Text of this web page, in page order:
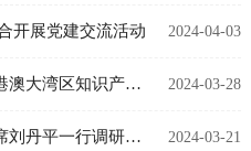
2024-04-03
开展党建交流活动
2024-03-28
我院高价值专利产品亮相粤港澳大湾区知识产权创造运用大会
2024-03-21
武汉市政协党组成员、副主席刘丹平一行调研黄埔材料院